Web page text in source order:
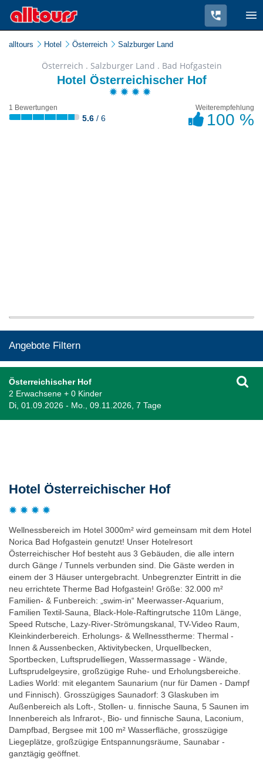
alltours Hotel Österreich Salzburger Land
Österreich . Salzburger Land . Bad Hofgastein
Hotel Österreichischer Hof
1 Bewertungen
5.6 / 6
Weiterempfehlung
100 %
Angebote Filtern
Österreichischer Hof
2 Erwachsene + 0 Kinder
Di, 01.09.2026 - Mo., 09.11.2026, 7 Tage
Hotel Österreichischer Hof
Wellnessbereich im Hotel 3000m² wird gemeinsam mit dem Hotel
Norica Bad Hofgastein genutzt! Unser Hotelresort
Österreichischer Hof besteht aus 3 Gebäuden, die alle intern
durch Gänge / Tunnels verbunden sind. Die Gäste werden in
einem der 3 Häuser untergebracht. Unbegrenzter Eintritt in die
neu errichtete Therme Bad Hofgastein! Größe: 32.000 m²
Familien- & Funbereich: „swim-in“ Meerwasser-Aquarium,
Familien Textil-Sauna, Black-Hole-Raftingrutsche 110m Länge,
Speed Rutsche, Lazy-River-Strömungskanal, TV-Video Raum,
Kleinkinderbereich. Erholungs- & Wellnesstherme: Thermal -
Innen & Aussenbecken, Aktivitybecken, Urquellbecken,
Sportbecken, Luftsprudelliegen, Wassermassage - Wände,
Luftsprudelgeysire, großzügige Ruhe- und Erholungsbereiche.
Ladies World: mit elegantem Saunarium (nur für Damen - Dampf
und Finnisch). Grosszügiges Saunadorf: 3 Glaskuben im
Außenbereich als Loft-, Stollen- u. finnische Sauna, 5 Saunen im
Innenbereich als Infrarot-, Bio- und finnische Sauna, Laconium,
Dampfbad, Bergsee mit 100 m² Wasserfläche, grosszügige
Liegeplätze, großzügige Entspannungsräume, Saunabar -
ganztägig geöffnet.